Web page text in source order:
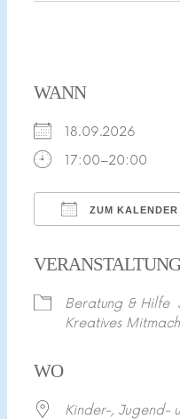
WANN
18.09.2026
17:00–20:00
ZUM
Beratung & Hilfe
Kreatives
WO
Kinder-, Jugend-